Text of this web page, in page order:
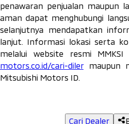
penawaran penjualan maupun
aman dapat menghubungi
selanjutnya mendapatkan
lanjut. Informasi lokasi serta
melalui website resmi MMKSI
motors.co.id/cari-dilermaupun
Mitsubishi Motors ID.
Cari Dealer